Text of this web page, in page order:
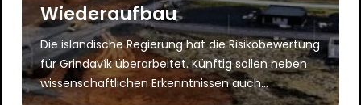
Wiederaufbau
Die isländische Regierung hat die Risikobewertung
für Grindavík überarbeitet. Künftig sollen neben
wissenschaftlichen Erkenntnissen auch...